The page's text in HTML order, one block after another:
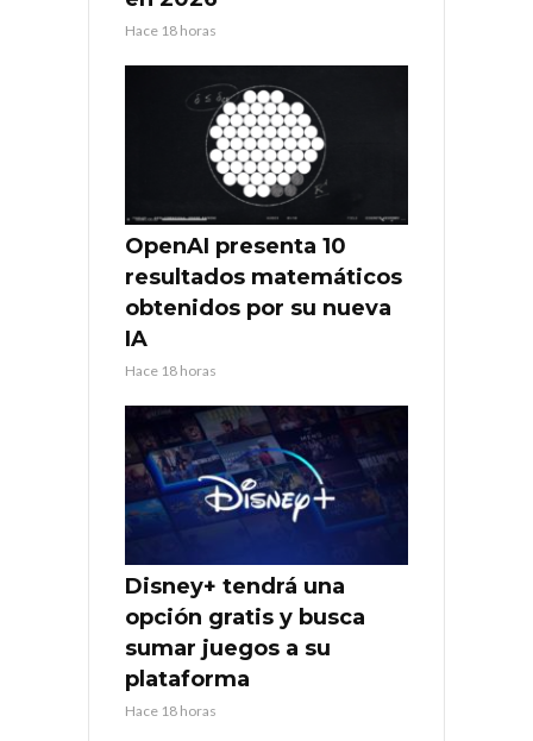
Hace 18 horas
OpenAI presenta 10
resultados matemáticos
obtenidos por su nueva
IA
Hace 18 horas
Disney+ tendrá una
opción gratis y busca
sumar juegos a su
plataforma
Hace 18 horas